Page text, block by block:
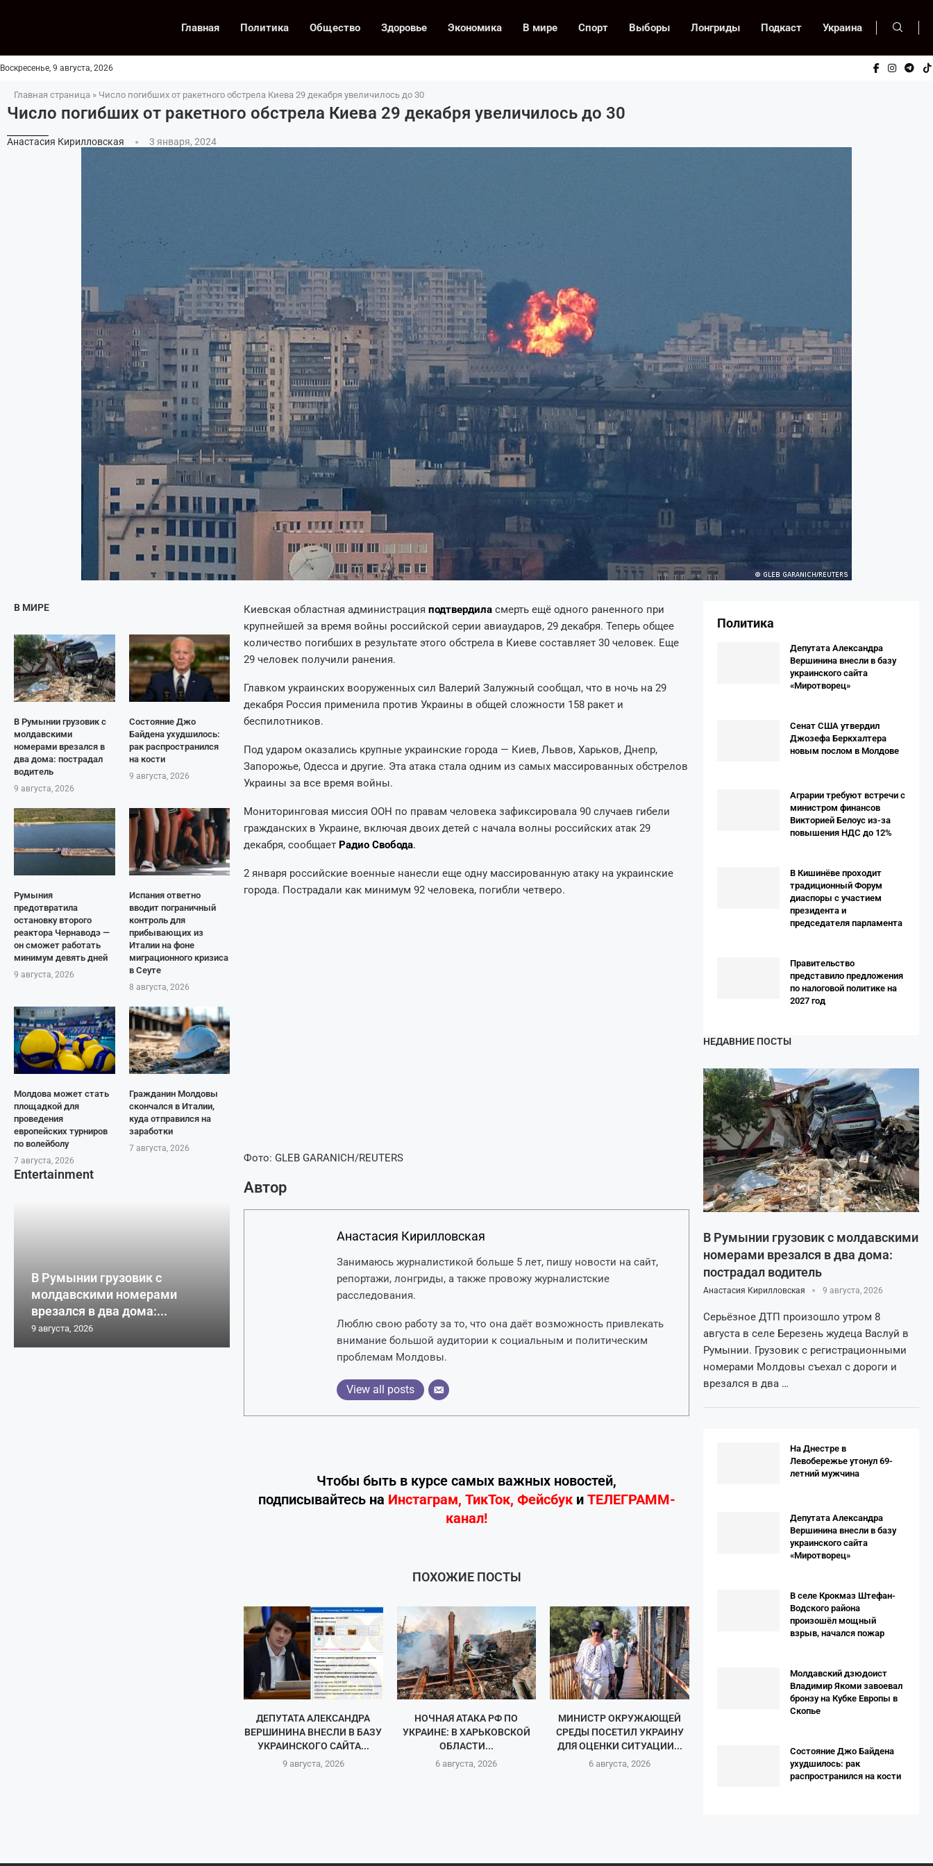
Главная Политика Общество Здоровье Экономика В мире Спорт Выборы Лонгриды Подкаст Украина
Воскресенье, 9 августа, 2026
Главная страница » Число погибших от ракетного обстрела Киева 29 декабря увеличилось до 30
Число погибших от ракетного обстрела Киева 29 декабря увеличилось до 30
Анастасия Кирилловская 3 января, 2024
В МИРЕ
В Румынии грузовик с
молдавскими
номерами врезался в
два дома: пострадал
водитель
9 августа, 2026
Состояние Джо
Байдена ухудшилось:
рак распространился
на кости
9 августа, 2026
Румыния
предотвратила
остановку второго
реактора Чернаводэ —
он сможет работать
минимум девять дней
9 августа, 2026
Испания ответно
вводит пограничный
контроль для
прибывающих из
Италии на фоне
миграционного кризиса
в Сеуте
8 августа, 2026
Молдова может стать
площадкой для
проведения
европейских турниров
по волейболу
7 августа, 2026
Гражданин Молдовы
скончался в Италии,
куда отправился на
заработки
7 августа, 2026
Entertainment
В Румынии грузовик с
молдавскими номерами
врезался в два дома:...
9 августа, 2026
Киевская областная администрация подтвердила смерть ещё одного раненного при
крупнейшей за время войны российской серии авиаударов, 29 декабря. Теперь общее
количество погибших в результате этого обстрела в Киеве составляет 30 человек. Еще
29 человек получили ранения.
Главком украинских вооруженных сил Валерий Залужный сообщал, что в ночь на 29
декабря Россия применила против Украины в общей сложности 158 ракет и
беспилотников.
Под ударом оказались крупные украинские города — Киев, Львов, Харьков, Днепр,
Запорожье, Одесса и другие. Эта атака стала одним из самых массированных обстрелов
Украины за все время войны.
Мониторинговая миссия ООН по правам человека зафиксировала 90 случаев гибели
гражданских в Украине, включая двоих детей с начала волны российских атак 29
декабря, сообщает Радио Свобода.
2 января российские военные нанесли еще одну массированную атаку на украинские
города. Пострадали как минимум 92 человека, погибли четверо.
Фото: GLEB GARANICH/REUTERS
Автор
Анастасия Кирилловская
Занимаюсь журналистикой больше 5 лет, пишу новости на сайт,
репортажи, лонгриды, а также провожу журналистские
расследования.
Люблю свою работу за то, что она даёт возможность привлекать
внимание большой аудитории к социальным и политическим
проблемам Молдовы.
View all posts
Чтобы быть в курсе самых важных новостей,
подписывайтесь на Инстаграм, ТикТок, Фейсбуки ТЕЛЕГРАММ-
канал!
ПОХОЖИЕ ПОСТЫ
ДЕПУТАТА АЛЕКСАНДРА
ВЕРШИНИНА ВНЕСЛИ В БАЗУ
УКРАИНСКОГО САЙТА...
9 августа, 2026
НОЧНАЯ АТАКА РФ ПО
УКРАИНЕ: В ХАРЬКОВСКОЙ
ОБЛАСТИ...
6 августа, 2026
МИНИСТР ОКРУЖАЮЩЕЙ
СРЕДЫ ПОСЕТИЛ УКРАИНУ
ДЛЯ ОЦЕНКИ СИТУАЦИИ...
6 августа, 2026
Политика
Депутата Александра
Вершинина внесли в базу
украинского сайта
«Миротворец»
Сенат США утвердил
Джозефа Беркхалтера
новым послом в Молдове
Аграрии требуют встречи с
министром финансов
Викторией Белоус из-за
повышения НДС до 12%
В Кишинёве проходит
традиционный Форум
диаспоры с участием
президента и
председателя парламента
Правительство
представило предложения
по налоговой политике на
2027 год
НЕДАВНИЕ ПОСТЫ
В Румынии грузовик с молдавскими
номерами врезался в два дома:
пострадал водитель
Анастасия Кирилловская 9 августа, 2026
Серьёзное ДТП произошло утром 8
августа в селе Березень жудеца Васлуй в
Румынии. Грузовик с регистрационными
номерами Молдовы съехал с дороги и
врезался в два …
На Днестре в
Левобережье утонул 69-
летний мужчина
Депутата Александра
Вершинина внесли в базу
украинского сайта
«Миротворец»
В селе Крокмаз Штефан-
Водского района
произошёл мощный
взрыв, начался пожар
Молдавский дзюдоист
Владимир Якоми завоевал
бронзу на Кубке Европы в
Скопье
Состояние Джо Байдена
ухудшилось: рак
распространился на кости